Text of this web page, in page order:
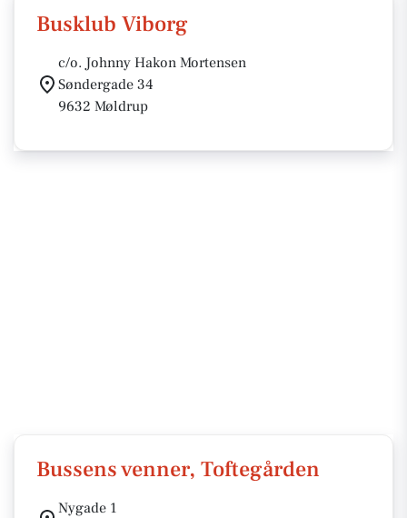
Busklub Viborg
c/o. Johnny Hakon Mortensen
Søndergade 34
9632 Møldrup
Bussens venner, Toftegården
Nygade 1